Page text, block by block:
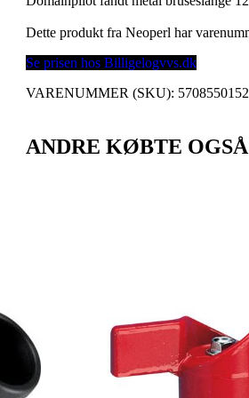
Dette produkt fra Neoperl har
Se prisen hos Billigelogvvs.dk
VARENUMMER (SKU):
ANDRE KØBTE OGSÅ